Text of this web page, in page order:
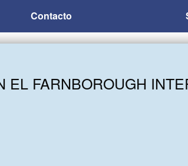
Contacto
FARNBOROUGH